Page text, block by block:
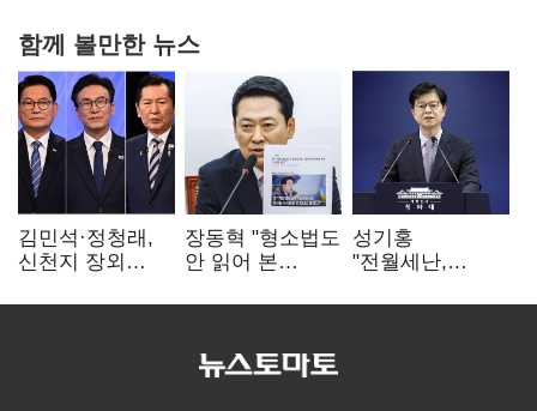
함께 볼만한 뉴스
김민석·정청래,
신천지 장외
"호남 계몽 규탄"
장동혁 "형소법도
안 읽어 본
속도로 무너질
성기홍
"전월세난,
공급 문제"…닥공